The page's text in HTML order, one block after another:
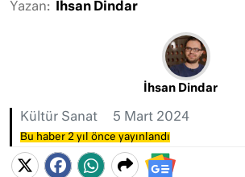
Yazan: İhsan Dindar
İhsan Dindar
Kültür Sanat 5 Mart 2024
Bu haber 2 yıl önce yayınlandı